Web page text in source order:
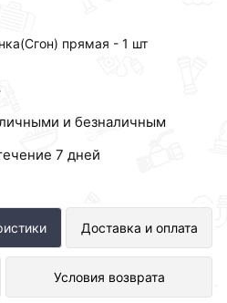
прямая - 1 шт
и безналичным
7 дней
Доставка и оплата
Условия возврата
латунь 1 1/4г х 1
представлен в
Сантехника по